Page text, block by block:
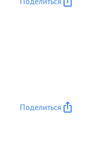
Поделиться